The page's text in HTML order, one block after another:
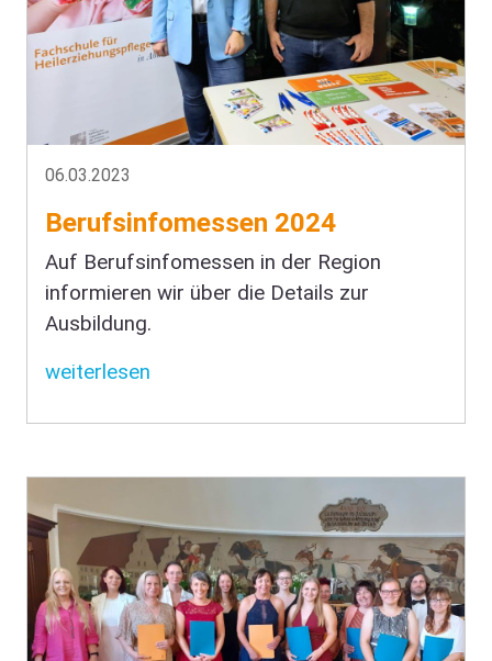
06.03.2023
Berufsinfomessen 2024
Auf Berufsinfomessen in der Region
informieren wir über die Details zur
Ausbildung.
weiterlesen